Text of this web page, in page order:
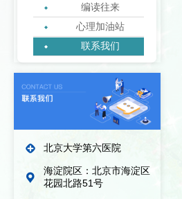
编读往来
心理加油站
联系我们
绿丝带志愿者协会
北京大学第六医院
海淀院区：北京市海淀区
花园北路51号